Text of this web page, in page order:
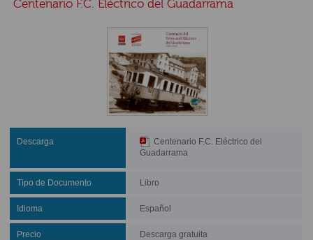
Centenario F.C. Eléctrico del Guadarrama
Descarga
Centenario F.C. Eléctrico del
Guadarrama
Tipo de Documento Libro
Idioma Español
Precio Descarga gratuita